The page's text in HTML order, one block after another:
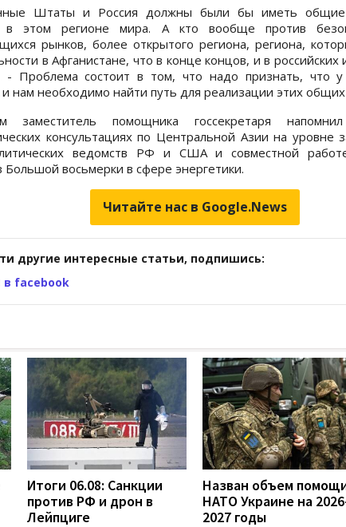
Штаты и Россия должны были бы иметь
в этом регионе мира. А кто вообще против
рынков, более открытого региона, региона,
в Афганистане, что в конце концов, и в российских
- Проблема состоит в том, что надо признать, что
нам необходимо найти путь для реализации этих
заместитель помощника госсекретаря
консультациях по Центральной Азии на уровне
ведомств РФ и США и совместной
Большой восьмерки в сфере энергетики.
Читайте нас в Google.News
другие интересные статьи, подпишись:
facebook
Итоги 06.08: Санкции
против РФ и дрон в
Лейпциге
Назван объем
НАТО Украине на
2027 годы